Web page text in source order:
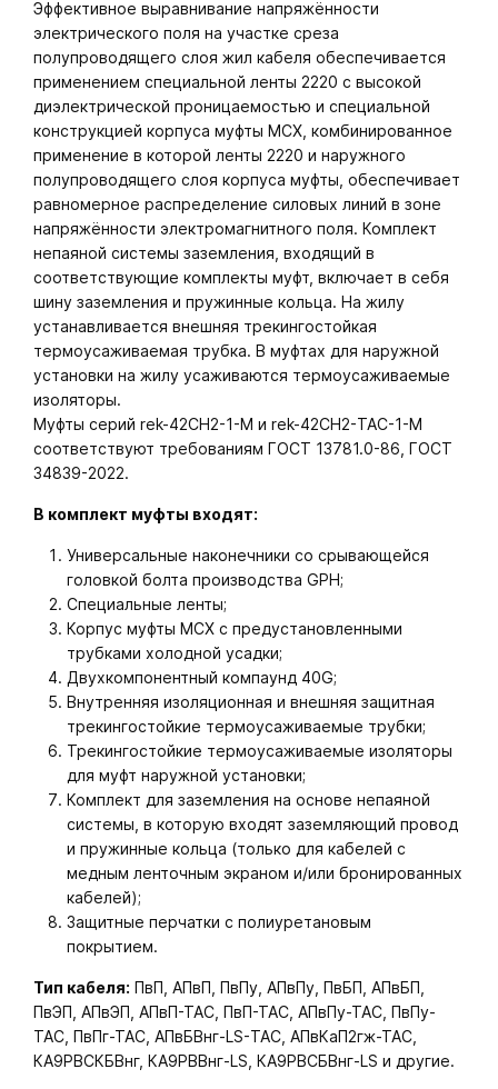
Эффективное выравнивание напряжённости
электрического поля на участке среза
полупроводящего слоя жил кабеля обеспечивается
применением специальной ленты 2220 с высокой
диэлектрической проницаемостью и специальной
конструкцией корпуса муфты МСХ, комбинированное
применение в которой ленты 2220 и наружного
полупроводящего слоя корпуса муфты, обеспечивает
равномерное распределение силовых линий в зоне
напряжённости электромагнитного поля. Комплект
непаяной системы заземления, входящий в
соответствующие комплекты муфт, включает в себя
шину заземления и пружинные кольца. На жилу
устанавливается внешняя трекингостойкая
термоусаживаемая трубка. В муфтах для наружной
установки на жилу усаживаются термоусаживаемые
изоляторы.
Муфты серий rek-42СH2-1-М и rek-42СH2-ТАС-1-М
соответствуют требованиям ГОСТ 13781.0-86, ГОСТ
34839-2022.
В комплект муфты входят:
Универсальные наконечники со срывающейся
головкой болта производства GPH;
Специальные ленты;
Корпус муфты МСХ с предустановленными
трубками холодной усадки;
Двухкомпонентный компаунд 40G;
Внутренняя изоляционная и внешняя защитная
трекингостойкие термоусаживаемые трубки;
Трекингостойкие термоусаживаемые изоляторы
для муфт наружной установки;
Комплект для заземления на основе непаяной
системы, в которую входят заземляющий провод
и пружинные кольца (только для кабелей с
медным ленточным экраном и/или бронированных
кабелей);
Защитные перчатки с полиуретановым
покрытием.
Тип кабеля: ПвП, АПвП, ПвПу, АПвПу, ПвБП, АПвБП,
ПвЭП, АПвЭП, АПвП-ТАС, ПвП-ТАС, АПвПу-ТАС, ПвПу-
ТАС, ПвПг-ТАС, АПвБВнг-LS-ТАС, АПвКаП2гж-ТАС,
КА9РВСКБВнг, КА9РВВнг-LS, КА9РВСБВнг-LS и другие.